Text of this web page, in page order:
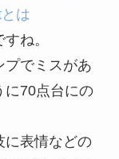
は
ね。
プでミスがあ
に70点台にの
に表情などの